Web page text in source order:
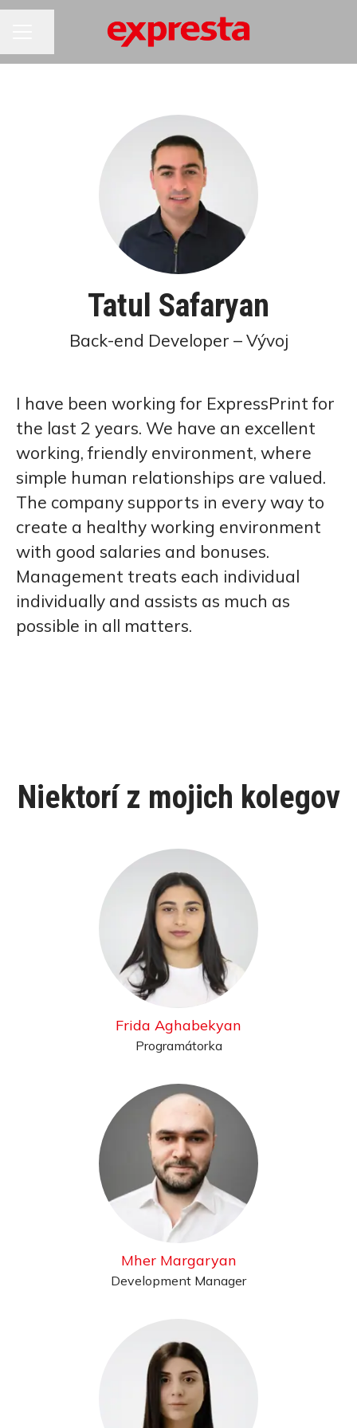
KARIÉRNA PONUKA
Zdieľať stránku
Tatul Safaryan
Back-end Developer – Vývoj
I have been working for ExpressPrint for
the last 2 years. We have an excellent
working, friendly environment, where
simple human relationships are valued.
The company supports in every way to
create a healthy working environment
with good salaries and bonuses.
Management treats each individual
individually and assists as much as
possible in all matters.
Niektorí z mojich kolegov
Frida Aghabekyan
Programátorka
Mher Margaryan
Development Manager